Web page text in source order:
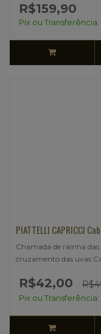
R$159,90
Pix ou Transferência:
PIATTELLI CAPRICCI
Chamada de rainha
cruzamento das uvas
R$42,00
Pix ou